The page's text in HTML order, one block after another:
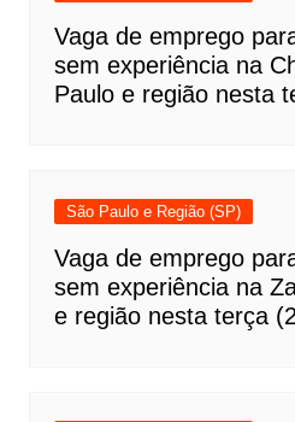
Vaga de emprego
sem experiência na
Paulo e região nesta
São Paulo e Região (SP)
Vaga de emprego
sem experiência na
e região nesta terça